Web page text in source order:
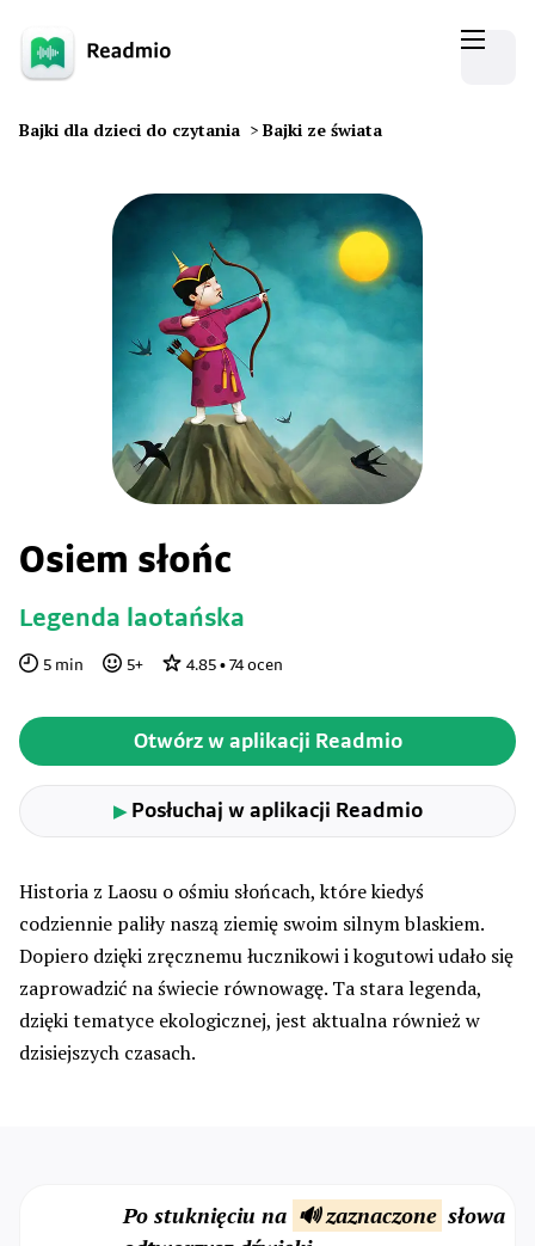
Bajki dla dzieci do czytania > Bajki ze świata
Osiem słońc
Legenda laotańska
5 min 5+ 4.85 • 74ocen
Otwórz w aplikacji Readmio
▶Posłuchaj w aplikacji Readmio
Historia z Laosu o ośmiu słońcach, które kiedyś
codziennie paliły naszą ziemię swoim silnym blaskiem.
Dopiero dzięki zręcznemu łucznikowi i kogutowi udało się
zaprowadzić na świecie równowagę. Ta stara legenda,
dzięki tematyce ekologicznej, jest aktualna również w
dzisiejszych czasach.
Po stuknięciu na 🔊 zaznaczone słowa